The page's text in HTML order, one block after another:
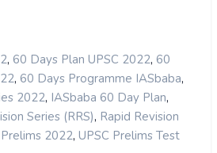
, 60 Days Plan UPSC 2022, 60
, 60 Days Programme IASbaba,
2022, IASbaba 60 Day Plan,
Series (RRS), Rapid Revision
2022, UPSC Prelims Test